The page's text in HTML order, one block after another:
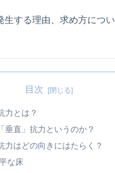
する理由、求め方につ
目次
力とは？
垂直」抗力というのか？
力はどの向きにはたらく？
な床